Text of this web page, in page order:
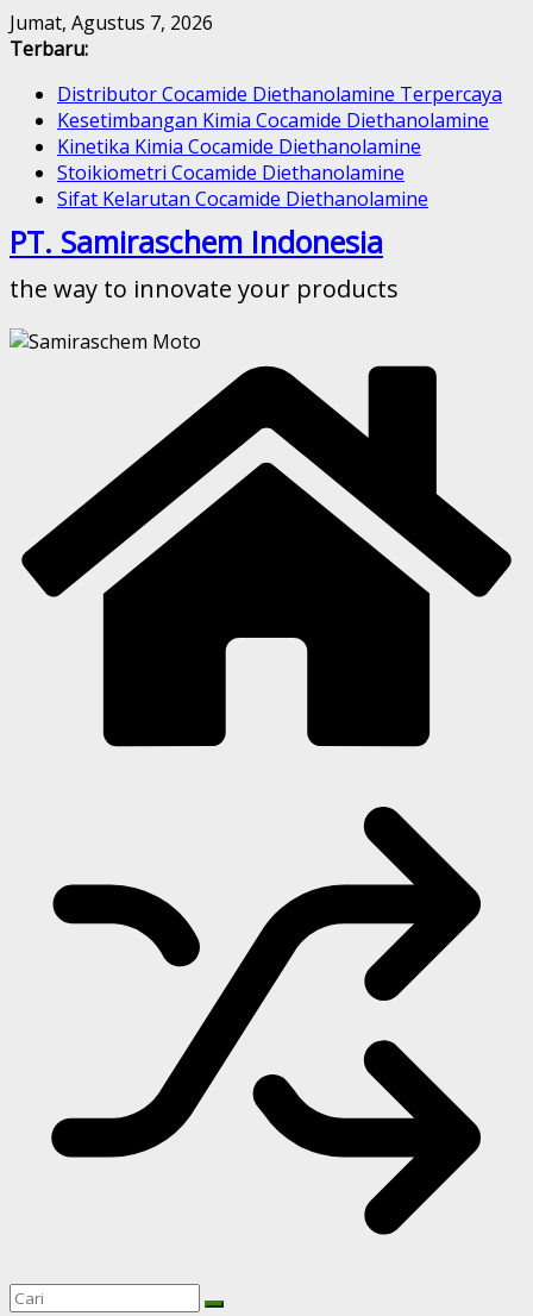
Skip
to
Jumat, Agustus 7, 2026
Terbaru:
Distributor Cocamide Diethanolamine Terpercaya
Kesetimbangan Kimia Cocamide Diethanolamine
Kinetika Kimia Cocamide Diethanolamine
Stoikiometri Cocamide Diethanolamine
Sifat Kelarutan Cocamide Diethanolamine
PT. Samiraschem Indonesia
the way to innovate your products